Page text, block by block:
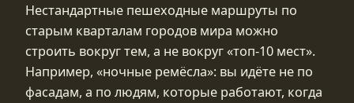
Нестандартные пешеходные маршруты по
старым кварталам городов мира можно
строить вокруг тем, а не вокруг «топ‑10 мест».
Например, «ночные ремёсла»: вы идёте не по
фасадам, а по людям, которые работают, когда